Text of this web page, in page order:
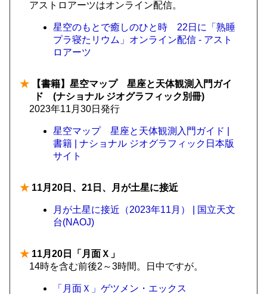
アストロアーツはオンライン配信。
星空のもとで癒しのひと時 22日に「熟睡
プラ寝たリウム」オンライン配信 - アスト
ロアーツ
★ 【書籍】星空マップ 星座と天体観測入門ガイ
ド (ナショナル ジオグラフィック別冊)
2023年11月30日発行
星空マップ 星座と天体観測入門ガイド |
書籍 | ナショナル ジオグラフィック日本版
サイト
★ 11月20日、21日、月が土星に接近
月が土星に接近（2023年11月） | 国立天文
台(NAOJ)
★ 11月20日「月面Ｘ」
14時を含む前後2～3時間。日中ですが。
「月面Ｘ」ゲツメン・エックス